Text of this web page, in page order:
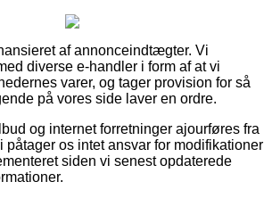
af annonceindtægter. Vi
diverse e-handler i form af at vi
varer, og tager provision for så
på vores side laver en ordre.
og internet forretninger ajourføres fra
påtager os intet ansvar for modifikationer
siden vi senest opdaterede